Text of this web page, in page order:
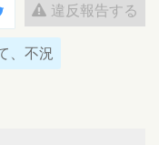
違反報告する
、不況